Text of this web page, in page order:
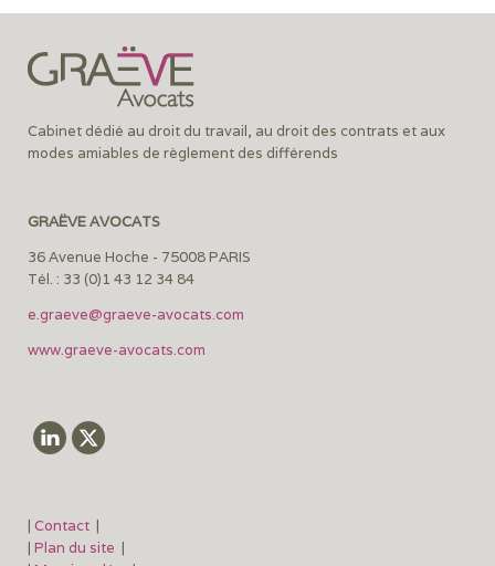
Cabinet dédié au droit du travail, au droit des contrats et aux
modes amiables de règlement des différends
GRAËVE AVOCATS
36 Avenue Hoche - 75008 PARIS
Tél. : 33 (0)1 43 12 34 84
e.graeve@graeve-avocats.com
www.graeve-avocats.com
| Contact |
| Plan du site |